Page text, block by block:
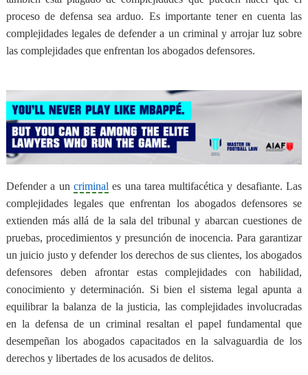
proceso de defensa sea arduo. Es importante tener en cuenta las
complejidades legales de defender a un criminal y arrojar luz sobre
las complejidades que enfrentan los abogados defensores.
Defender a un criminal es una tarea multifacética y desafiante. Las
complejidades legales que enfrentan los abogados defensores se
extienden más allá de la sala del tribunal y abarcan cuestiones de
pruebas, procedimientos y presunción de inocencia. Para garantizar
un juicio justo y defender los derechos de sus clientes, los abogados
defensores deben afrontar estas complejidades con habilidad,
conocimiento y determinación. Si bien el sistema legal apunta a
equilibrar la balanza de la justicia, las complejidades involucradas
en la defensa de un criminal resaltan el papel fundamental que
desempeñan los abogados capacitados en la salvaguardia de los
derechos y libertades de los acusados ​​de delitos.